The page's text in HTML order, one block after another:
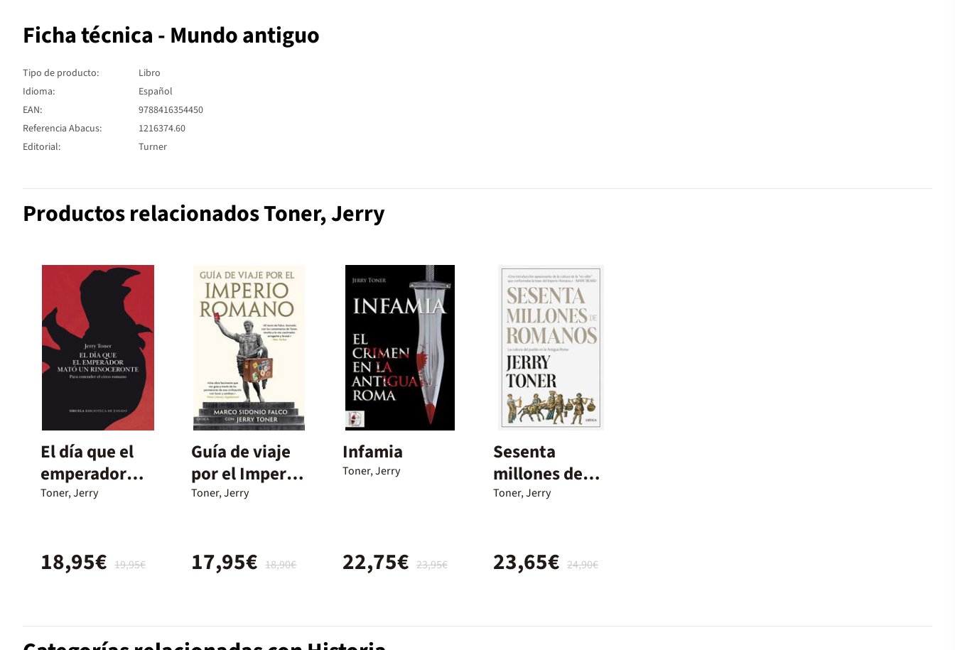
Ficha técnica - Mundo antiguo
Tipo de producto:
Libro
Idioma:
Español
EAN:
9788416354450
Referencia Abacus:
1216374.60
Editorial:
Turner
Productos relacionados Toner, Jerry
El día que el
emperador
mató un
Toner, Jerry
19,95€
18,95€
Guía de viaje
por el Imperio
romano
Toner, Jerry
18,90€
17,95€
Infamia
Toner, Jerry
23,95€
22,75€
Sesenta
millones de
romanos
Toner, Jerry
24,90€
23,65€